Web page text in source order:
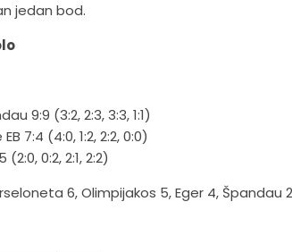
jedan bod.
9:9 (3:2, 2:3, 3:3, 1:1)
7:4 (4:0, 1:2, 2:2, 0:0)
0:2, 2:1, 2:2)
6, Olimpijakos 5, Eger 4, Špandau